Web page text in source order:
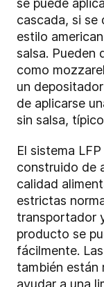
se puede
cascada, si se
estilo
salsa. Pueden
como
un
de aplicarse
sin salsa,
El sistema
construido de
calidad
estrictas
transportador
producto se
fácilmente.
también están
ayudar a una